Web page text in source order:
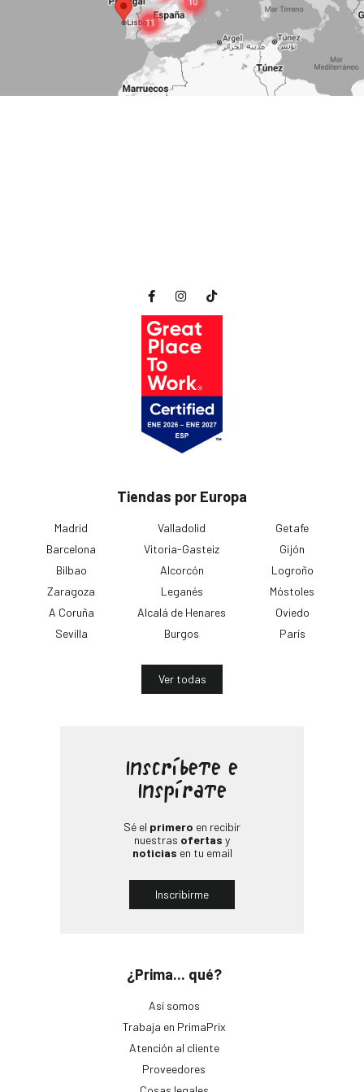
Tiendas por Europa
Madrid
Barcelona
Bilbao
Zaragoza
A Coruña
Sevilla
Valladolid
Vitoria-Gasteiz
Alcorcón
Leganés
Alcalá de Henares
Burgos
Getafe
Gijón
Logroño
Móstoles
Oviedo
París
Ver todas
¿Prima... qué?
Así somos
Trabaja en PrimaPrix
Atención al cliente
Proveedores
Inscríbete e
Inspírate
Sé el primero en recibir
nuestras ofertas y
noticias en tu email
Inscribirme